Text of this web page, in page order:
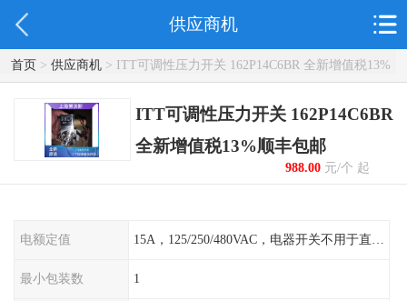
供应商机
首页> 供应商机> ITT可调性压力开关 162P14C6BR 全新增值税13%
顺丰包邮
ITT可调性压力开关 162P14C6BR
全新增值税13%顺丰包邮
988.00元/个 起
电额定值
最小包装数 1